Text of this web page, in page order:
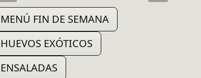
MENÚ FIN DE SEMANA
HUEVOS EXÓTICOS
ENSALADAS